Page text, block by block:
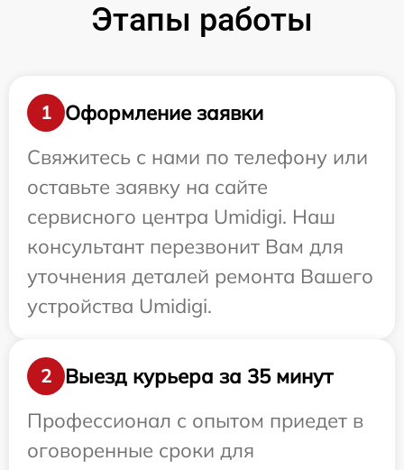
Этапы работы
1
Оформление заявки
Свяжитесь с нами по телефону или
оставьте заявку на сайте
сервисного центра Umidigi. Наш
консультант перезвонит Вам для
уточнения деталей ремонта Вашего
устройства Umidigi.
2
Выезд курьера за 35 минут
Профессионал с опытом приедет в
оговоренные сроки для